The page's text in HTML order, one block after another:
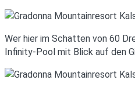
Wer hier im Schatten von 60
Infinity-Pool mit Blick auf den